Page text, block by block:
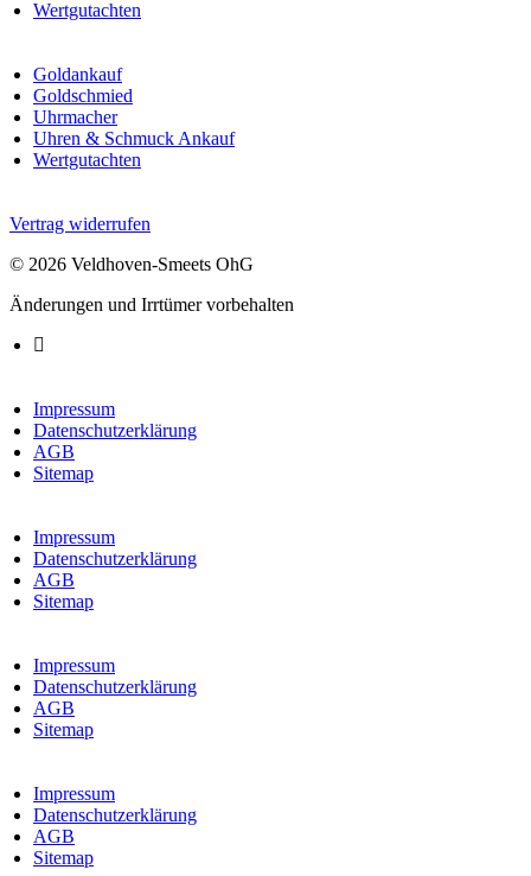
Wertgutachten
Goldankauf
Goldschmied
Uhrmacher
Uhren & Schmuck Ankauf
Wertgutachten
Vertrag widerrufen
© 2026 Veldhoven-Smeets OhG
Änderungen und Irrtümer vorbehalten
Impressum
Datenschutzerklärung
AGB
Sitemap
Impressum
Datenschutzerklärung
AGB
Sitemap
Impressum
Datenschutzerklärung
AGB
Sitemap
Impressum
Datenschutzerklärung
AGB
Sitemap